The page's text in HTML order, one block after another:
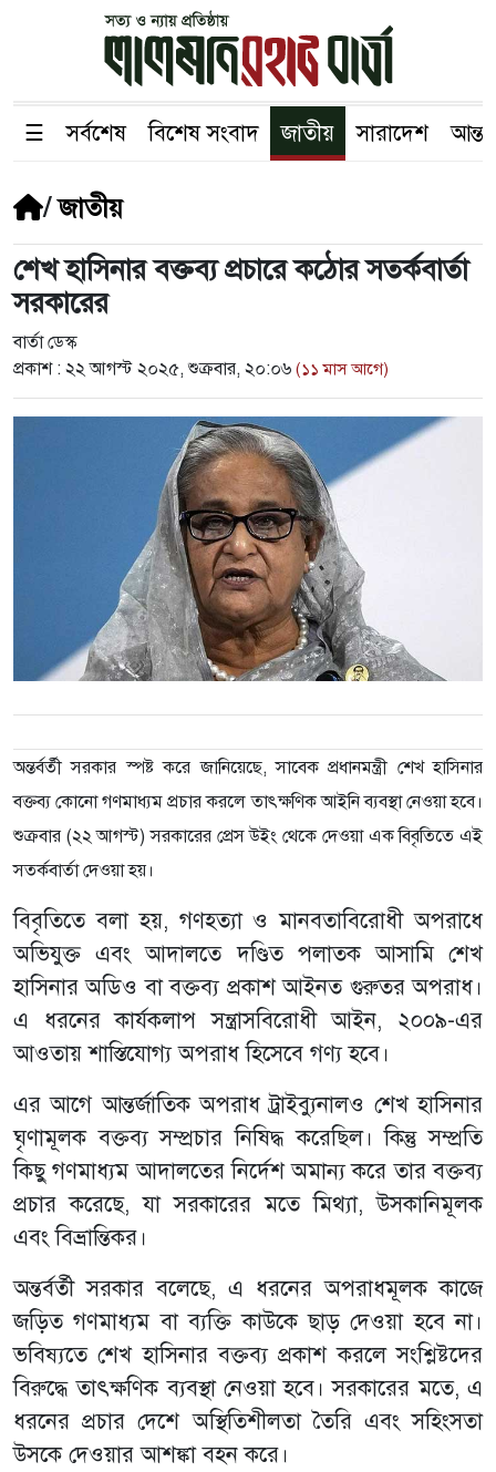
☰ সর্বশেষ বিশেষ সংবাদ জাতীয় সারাদেশ
/জাতীয়
শেখ হাসিনার বক্তব্য প্রচারে কঠোর সতর্কবার্তা
সরকারের
বার্তা ডেস্ক
প্রকাশ : ২২ আগস্ট ২০২৫, শুক্রবার, ২০:০৬ (১১ মাস আগে)
অন্তর্বর্তী সরকার স্পষ্ট করে জানিয়েছে, সাবেক প্রধানমন্ত্রী শেখ হাসিনার
বক্তব্য কোনো গণমাধ্যম প্রচার করলে তাৎক্ষণিক আইনি ব্যবস্থা নেওয়া হবে।
শুক্রবার (২২ আগস্ট) সরকারের প্রেস উইং থেকে দেওয়া এক বিবৃতিতে এই
সতর্কবার্তা দেওয়া হয়।
বিবৃতিতে বলা হয়, গণহত্যা ও মানবতাবিরোধী অপরাধে
অভিযুক্ত এবং আদালতে দণ্ডিত পলাতক আসামি শেখ
হাসিনার অডিও বা বক্তব্য প্রকাশ আইনত গুরুতর অপরাধ।
এ ধরনের কার্যকলাপ সন্ত্রাসবিরোধী আইন, ২০০৯-এর
আওতায় শাস্তিযোগ্য অপরাধ হিসেবে গণ্য হবে।
এর আগে আন্তর্জাতিক অপরাধ ট্রাইব্যুনালও শেখ হাসিনার
ঘৃণামূলক বক্তব্য সম্প্রচার নিষিদ্ধ করেছিল। কিন্তু সম্প্রতি
কিছু গণমাধ্যম আদালতের নির্দেশ অমান্য করে তার বক্তব্য
প্রচার করেছে, যা সরকারের মতে মিথ্যা, উসকানিমূলক
এবং বিভ্রান্তিকর।
অন্তর্বর্তী সরকার বলেছে, এ ধরনের অপরাধমূলক কাজে
জড়িত গণমাধ্যম বা ব্যক্তি কাউকে ছাড় দেওয়া হবে না।
ভবিষ্যতে শেখ হাসিনার বক্তব্য প্রকাশ করলে সংশ্লিষ্টদের
বিরুদ্ধে তাৎক্ষণিক ব্যবস্থা নেওয়া হবে। সরকারের মতে, এ
ধরনের প্রচার দেশে অস্থিতিশীলতা তৈরি এবং সহিংসতা
উসকে দেওয়ার আশঙ্কা বহন করে।